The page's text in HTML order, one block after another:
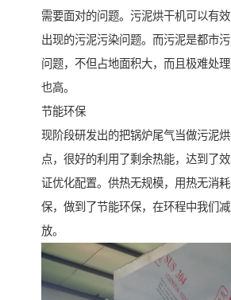
需要面对的问题。污泥烘干机可以有
出现的污泥污染问题。而污泥是都市
问题，不但占地面积大，而且极难处
也高。
节能环保
现阶段研发出的把锅炉尾气当做污泥
点，很好的利用了剩余热能，达到了
证优化配置。供热无规模，用热无消
保，做到了节能环保，在环程中我们
放。